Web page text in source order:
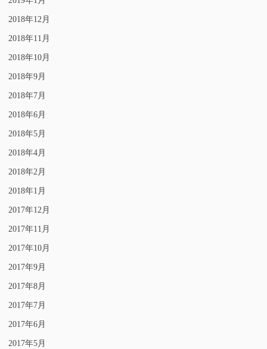
2018年12月
2018年11月
2018年10月
2018年9月
2018年7月
2018年6月
2018年5月
2018年4月
2018年2月
2018年1月
2017年12月
2017年11月
2017年10月
2017年9月
2017年8月
2017年7月
2017年6月
2017年5月